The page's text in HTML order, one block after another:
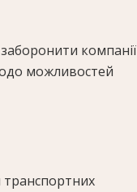
компанії
можливостей